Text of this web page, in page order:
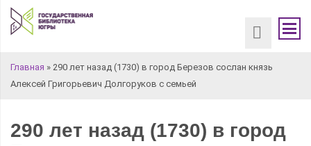
Вы здесь
Главная » 290 лет назад (1730) в город Березов сослан князь
Алексей Григорьевич Долгоруков с семьей
290 лет назад (1730) в город